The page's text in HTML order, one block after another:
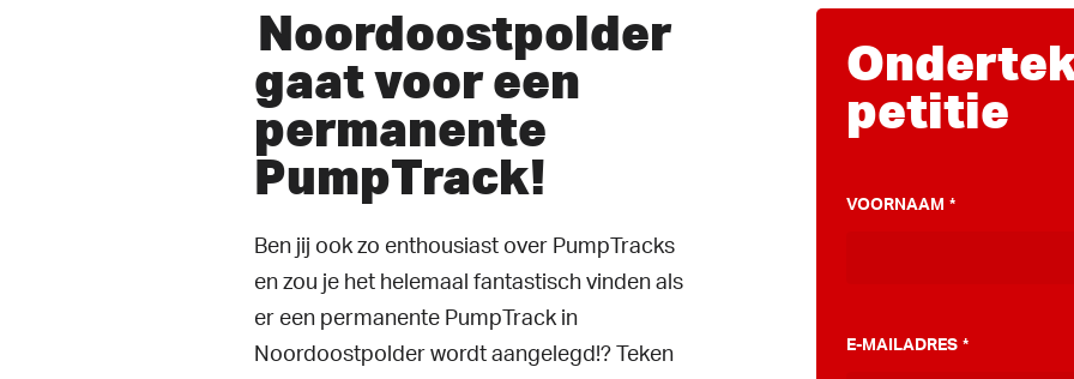
Noordoostpolder
gaat voor een
permanente
PumpTrack!
Ben jij ook zo enthousiast over PumpTracks
en zou je het helemaal fantastisch vinden als
er een permanente PumpTrack in
Noordoostpolder wordt aangelegd!? Teken
petitie
VOORNAAM *
E-MAILADRES *